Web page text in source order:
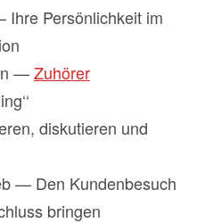
Persönlichkeit im
—Zuhörer
diskutieren und
— Den Kundenbesuch
bringen